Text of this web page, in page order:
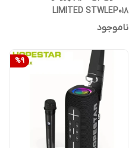
LIMITED STWLEP018
ناموجود
%9